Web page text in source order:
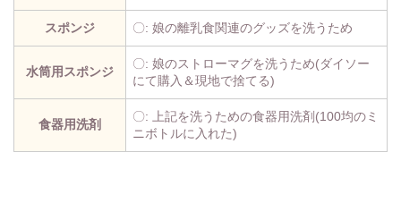
スポンジ 〇: 娘の離乳食関連のグッズを洗うため
水筒用スポンジ
〇: 娘のストローマグを洗うため(ダイソー
にて購入＆現地で捨てる)
食器用洗剤
〇: 上記を洗うための食器用洗剤(100均のミ
ニボトルに入れた)